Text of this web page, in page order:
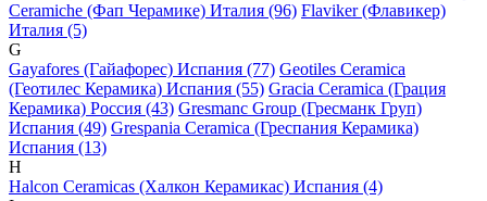
Ceramiche (Фап Черамике) Италия (96) Flaviker (Флавикер)
Италия (5)
G
Gayafores (Гайафорес) Испания (77) Geotiles Ceramica
(Геотилес Керамика) Испания (55) Gracia Ceramica (Грация
Керамика) Россия (43) Gresmanc Group (Гресманк Груп)
Испания (49) Grespania Ceramica (Греспания Керамика)
Испания (13)
H
Halcon Ceramicas (Халкон Керамикас) Испания (4)